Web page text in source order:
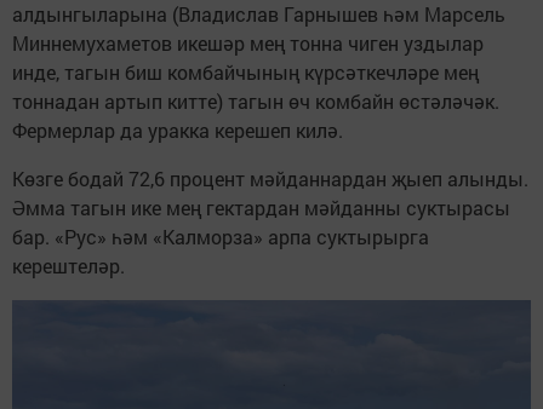
алдынгыларына (Владислав Гарнышев һәм Марсель
Миннемухаметов икешәр мең тонна чиген уздылар
инде, тагын биш комбайчының күрсәткечләре мең
тоннадан артып китте) тагын өч комбайн өстәләчәк.
Фермерлар да уракка керешеп килә.
Көзге бодай 72,6 процент мәйданнардан җыеп алынды.
Әмма тагын ике мең гектардан мәйданны суктырасы
бар. «Рус» һәм «Калморза» арпа суктырырга
керештеләр.